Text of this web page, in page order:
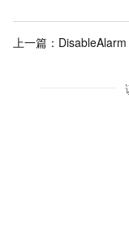
上一篇： DisableAlarm